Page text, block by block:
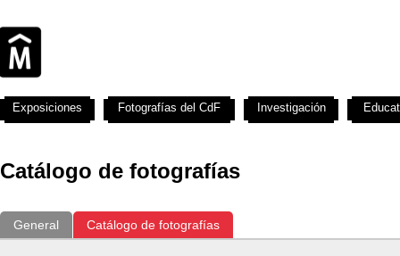
Catálogo de fotografías
General Catálogo de fotografías
Exposiciones Fotografías del CdF Investigación